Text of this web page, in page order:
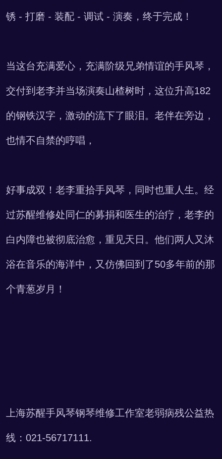
锈 - 打磨 - 装配 - 调试 - 演奏，终于完成！
当这台充满爱心，充满阶级兄弟情谊的手风琴，
交付到老李并当场演奏山楂树时，这位升高182
的钢铁汉字，激动的流下了眼泪。老伴在旁边，
也情不自禁的哼唱，
好事成双！老李重拾手风琴，同时也重人生。经
过苏醒维修处同仁的募捐和医生的治疗，老李的
白内障也被彻底治愈，重见天日。他们两人又沐
浴在音乐的海洋中， 又仿佛回到了50多年前的那
个青葱岁月！
上海苏醒手风琴钢琴维修工作室老弱病残公益热
线：021-56717111.